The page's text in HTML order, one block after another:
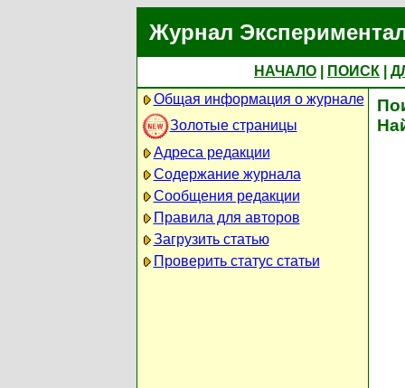
Журнал
НАЧАЛО ПОИСК
Общая информация о журнале
Золотые страницы
Адреса редакции
Содержание журнала
Сообщения редакции
Правила для авторов
Загрузить статью
Проверить статус статьи